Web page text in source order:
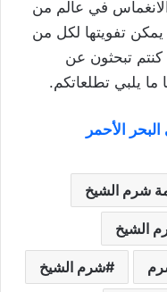
في عالم من
يمكن تفويتها لكل من
تبحثون عن
ما يلبي تطلعاتكم.
الأحمر
شرم الشيخ
الشيخ
شرم الشيخ